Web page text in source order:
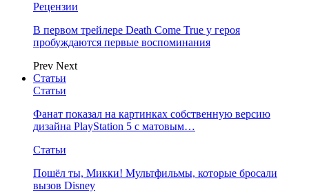
Рецензии
В первом трейлере Death Come True у героя
пробуждаются первые воспоминания
Prev Next
Статьи
Статьи
Фанат показал на картинках собственную версию
дизайна PlayStation 5 с матовым…
Статьи
Пошёл ты, Микки! Мультфильмы, которые бросали
вызов Disney